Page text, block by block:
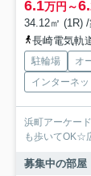
6.1万円～
34.12㎡ (1R)
長崎電気軌
駐輪場 オ
インターネ
浜町アーケー
も歩いてOK☆
募集中の部屋